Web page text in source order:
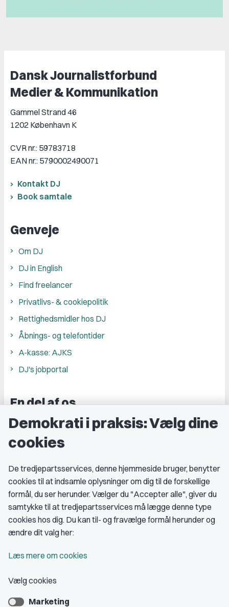
Dansk Journalistforbund
Medier & Kommunikation
Gammel Strand 46
1202 København K
CVR nr.: 59783718
EAN nr.: 5790002490071
Kontakt DJ
Book samtale
Genveje
Om DJ
DJ in English
Find freelancer
Privatlivs- & cookiepolitik
Rettighedsmidler hos DJ
Åbnings- og telefontider
A-kasse: AJKS
DJ's jobportal
En del af os
Grupper og kredse
Studenterorganisationer
Medlemskab
Fordele som medlem
Kontingent
Bliv medlem
Demokrati i praksis: Vælg dine
cookies
De tredjepartsservices, denne hjemmeside bruger, benytter
cookies til at indsamle oplysninger om dig til de forskellige
formål, du ser herunder. Vælger du "Accepter alle", giver du
samtykke til at tredjepartsservices må lægge denne type
cookies hos dig. Du kan til- og fravælge formål herunder og
ændre dit valg her:
Læs mere om cookies
Vælg cookies
Marketing